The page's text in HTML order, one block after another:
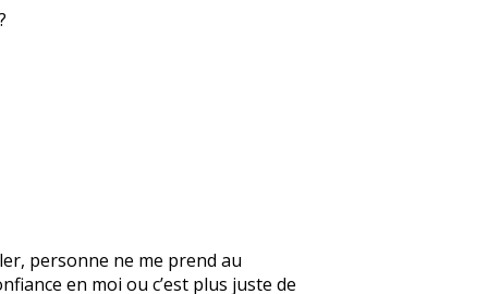
personne ne me prend au
en moi ou c’est plus juste de